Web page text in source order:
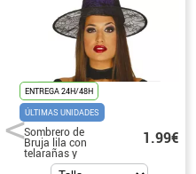
ENTREGA 24H/48H
ÚLTIMAS UNIDADES
Sombrero de
Bruja lila con
telarañas y
arañas
1.99€